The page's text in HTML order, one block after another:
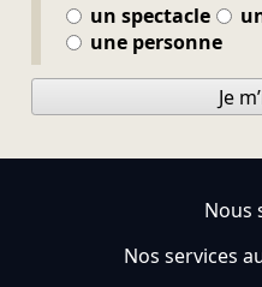
un spectacle
une personne
Je
Nous
Nos services